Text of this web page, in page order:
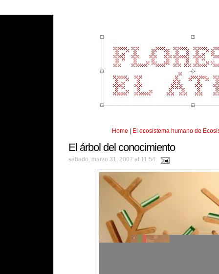
Home | El ecosistema humano de
El árbol del conocimiento
sábado, marzo 31, 2007 at 11:54.